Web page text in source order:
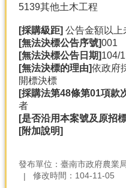
5139其他土木工程
[採購級距] 公告金額以上
[無法決標公告序號]001
[無法決標公告日期]104/
[無法決標的理由]依政府
開標決標
[採購法第48條第01項款
者
[是否沿用本案號及原招
[附加說明]
發布單位：臺南市政府農業
修改時間：104-11-05